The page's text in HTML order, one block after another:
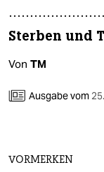
Sterben und
Von TM
Ausgabe vom
VORMERKEN